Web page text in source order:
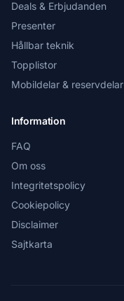
Deals & Erbjudanden
Presenter
Hållbar teknik
Topplistor
Mobildelar & reservdelar
Information
FAQ
Om oss
Integritetspolicy
Cookiepolicy
Disclaimer
Sajtkarta